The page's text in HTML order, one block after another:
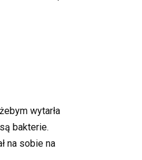
wytarła
bakterie.
na sobie na